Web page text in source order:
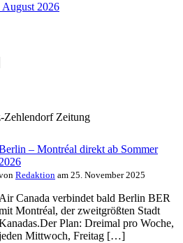
August 2026
Zehlendorf Zeitung
– Montréal direkt ab Sommer
Redaktion am 25. November 2025
Canada verbindet bald Berlin BER
Montréal, der zweitgrößten Stadt
Plan: Dreimal pro Woche,
Mittwoch, Freitag […]